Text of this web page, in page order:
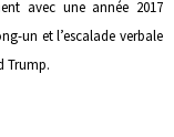
avec une année 2017
un et l’escalade verbale
Trump.